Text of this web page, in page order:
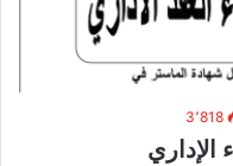
3٬818
الإداري